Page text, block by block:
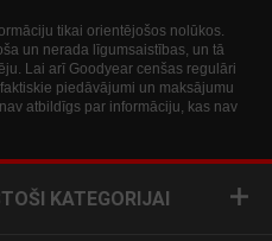
tikai orientējošos nolūkos.
un nerada līgumsaistības, un tā
Lai arī Goodyear cenšas regulāri
piedāvājumi un maksājumu
atbildīgs par informāciju, kas nav
KATEGORIJAI